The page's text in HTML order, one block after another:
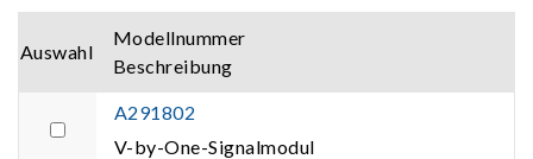
Auswahl
Modellnummer
Beschreibung
A291802
V-by-One-Signalmodul